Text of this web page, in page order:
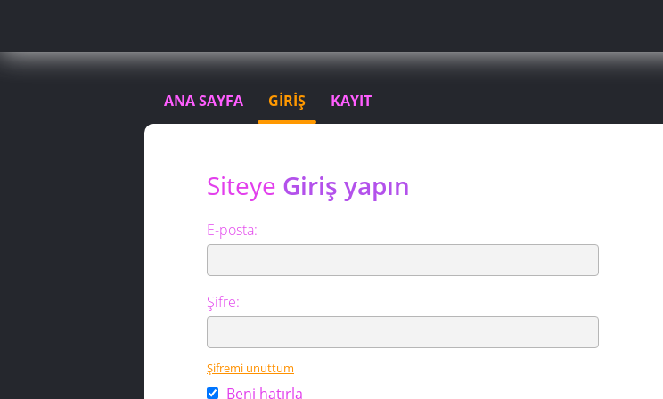
ANA SAYFA GİRİŞ KAYIT
Siteye Giriş yapın
E-posta:
Şifre:
Şifremi unuttum
Beni hatırla